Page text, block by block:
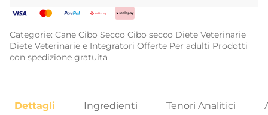
Categorie: Cane Cibo Secco Cibo secco Diete Veterinarie
Diete Veterinarie e Integratori Offerte Per adulti Prodotti
con spedizione gratuita